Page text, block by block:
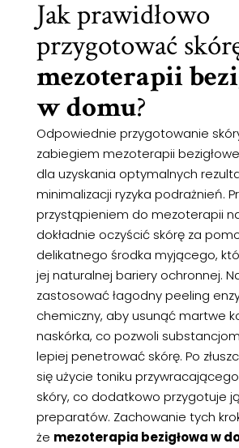
Jak prawidłowo
przygotować
mezoterapii
w domu?
Odpowiednie przygotowanie
zabiegiem mezoterapii
dla uzyskania optymalnych
minimalizacji ryzyka podrażnień.
przystąpieniem do mezoterapii
dokładnie oczyścić skórę za
delikatnego środka myjącego,
jej naturalnej bariery ochronnej.
zastosować łagodny peeling
chemiczny, aby usunąć martwe
naskórka, co pozwoli
lepiej penetrować skórę. Po
się użycie toniku
skóry, co dodatkowo przygotuje
preparatów. Zachowanie tych
że mezoterapia bezigłowa w